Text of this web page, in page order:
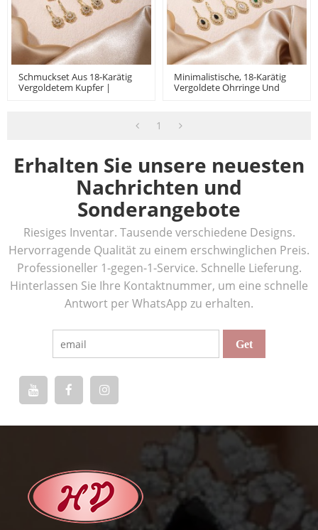
Schmuckset Aus 18-Karätig
Vergoldetem Kupfer |
Minimalistische, 18-Karätig
Vergoldete Ohrringe Und
1
Erhalten Sie unsere neuesten
Nachrichten und
Sonderangebote
Riesiges Inventar. Tausende verschiedene Designs.
Hervorragende Qualität zu einem erschwinglichen Preis.
Professioneller 1-gegen-1-Service. Schnelle Lieferung.
Hinterlassen Sie Ihre Kontaktnummer, um eine schnelle
Antwort per WhatsApp zu erhalten.